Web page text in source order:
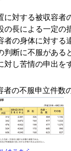
に対する被収容者
の長による一定の
者の身体に対する
判断に不服がある
対し苦情の申出を
の不服申立件数